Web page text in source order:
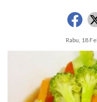
Rabu, 18